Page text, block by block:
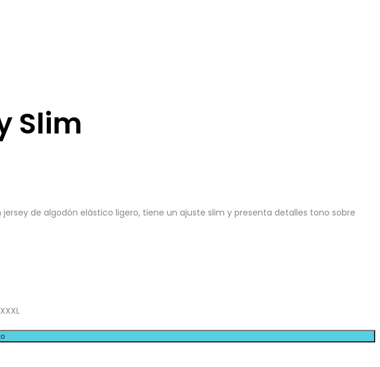
Slim
de algodón elástico ligero, tiene un ajuste slim y presenta detalles tono sobre
XXXL